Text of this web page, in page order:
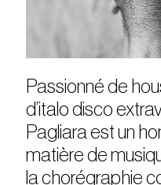
Passionné de
d’italo disco
Pagliara est un
matière de
la chorégraphie